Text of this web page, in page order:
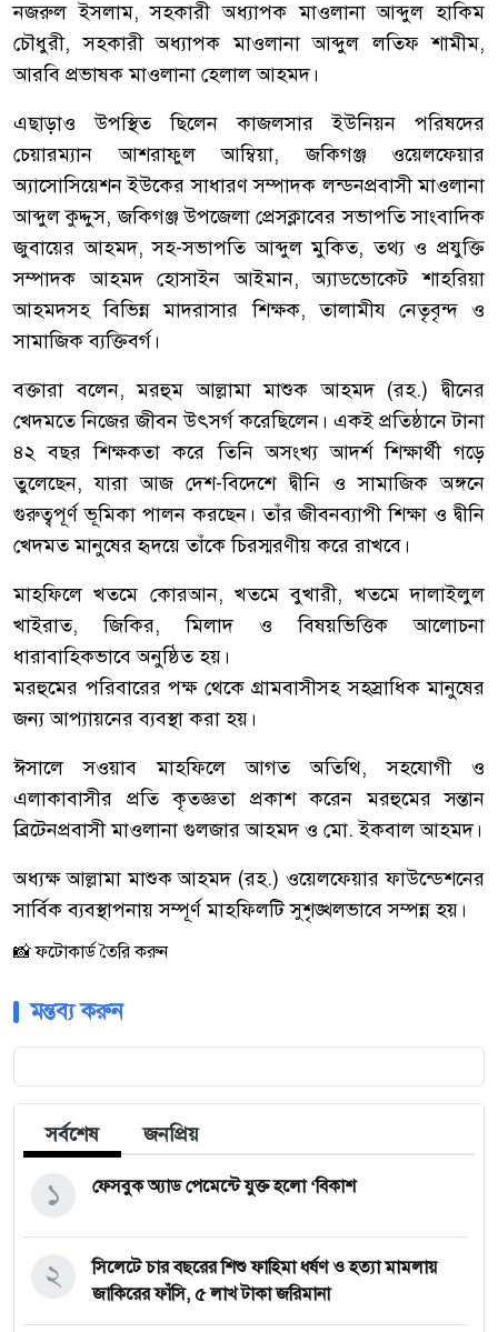
নজরুল ইসলাম, সহকারী অধ্যাপক মাওলানা আব্দুল হাকিম
চৌধুরী, সহকারী অধ্যাপক মাওলানা আব্দুল লতিফ শামীম,
আরবি প্রভাষক মাওলানা হেলাল আহমদ।
এছাড়াও উপস্থিত ছিলেন কাজলসার ইউনিয়ন পরিষদের
চেয়ারম্যান আশরাফুল আম্বিয়া, জকিগঞ্জ ওয়েলফেয়ার
অ্যাসোসিয়েশন ইউকের সাধারণ সম্পাদক লন্ডনপ্রবাসী মাওলানা
আব্দুল কুদ্দুস, জকিগঞ্জ উপজেলা প্রেসক্লাবের সভাপতি সাংবাদিক
জুবায়ের আহমদ, সহ-সভাপতি আব্দুল মুকিত, তথ্য ও প্রযুক্তি
সম্পাদক আহমদ হোসাইন আইমান, অ্যাডভোকেট শাহরিয়া
আহমদসহ বিভিন্ন মাদরাসার শিক্ষক, তালামীয নেতৃবৃন্দ ও
সামাজিক ব্যক্তিবর্গ।
বক্তারা বলেন, মরহুম আল্লামা মাশুক আহমদ (রহ.) দ্বীনের
খেদমতে নিজের জীবন উৎসর্গ করেছিলেন। একই প্রতিষ্ঠানে টানা
৪২ বছর শিক্ষকতা করে তিনি অসংখ্য আদর্শ শিক্ষার্থী গড়ে
তুলেছেন, যারা আজ দেশ-বিদেশে দ্বীনি ও সামাজিক অঙ্গনে
গুরুত্বপূর্ণ ভূমিকা পালন করছেন। তাঁর জীবনব্যাপী শিক্ষা ও দ্বীনি
খেদমত মানুষের হৃদয়ে তাঁকে চিরস্মরণীয় করে রাখবে।
মাহফিলে খতমে কোরআন, খতমে বুখারী, খতমে দালাইলুল
খাইরাত, জিকির, মিলাদ ও বিষয়ভিত্তিক আলোচনা
ধারাবাহিকভাবে অনুষ্ঠিত হয়।
মরহুমের পরিবারের পক্ষ থেকে গ্রামবাসীসহ সহস্রাধিক মানুষের
জন্য আপ্যায়নের ব্যবস্থা করা হয়।
ঈসালে সওয়াব মাহফিলে আগত অতিথি, সহযোগী ও
এলাকাবাসীর প্রতি কৃতজ্ঞতা প্রকাশ করেন মরহুমের সন্তান
ব্রিটেনপ্রবাসী মাওলানা গুলজার আহমদ ও মো. ইকবাল আহমদ।
অধ্যক্ষ আল্লামা মাশুক আহমদ (রহ.) ওয়েলফেয়ার ফাউন্ডেশনের
সার্বিক ব্যবস্থাপনায় সম্পূর্ণ মাহফিলটি সুশৃঙ্খলভাবে সম্পন্ন হয়।
📸 ফটোকার্ড তৈরি করুন
মন্তব্য করুন
সর্বশেষ জনপ্রিয়
ফেসবুক অ্যাড পেমেন্টে যুক্ত হলো ‘বিকাশ
১
সিলেটে চার বছরের শিশু ফাহিমা ধর্ষণ ও হত্যা মামলায়
জাকিরের ফাঁসি, ৫ লাখ টাকা জরিমানা
২